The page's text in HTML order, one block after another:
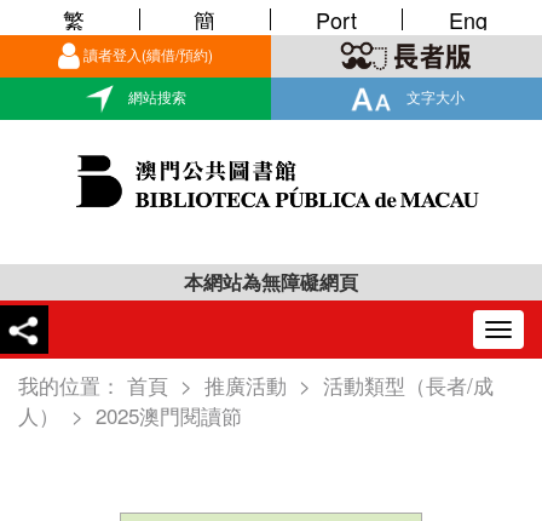
讀者登入(續借/預約)
網站搜索 文字大小
繁 簡 Port Eng
本網站為無障礙網頁
我的位置： 首頁 > 推廣活動 > 活動類型（長者/成
人）
> 2025澳門閱讀節